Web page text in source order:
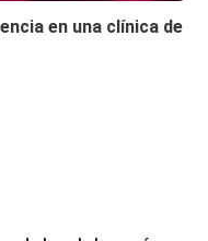
en una clínica de